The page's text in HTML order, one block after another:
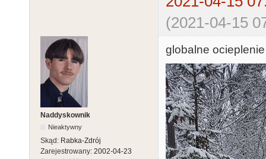
(2021-04-15
Naddyskownik
Nieaktywny
Skąd: Rabka-Zdrój
Zarejestrowany: 2002-04-23
globalne